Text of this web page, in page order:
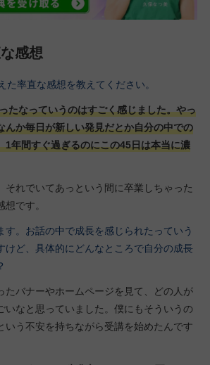
感想
た率直な感想を教えてください。
たなっていうのはすごく感じました。やっ
んか毎日が新しい発見だとか自分の中での
1年間すぐ過ぎるのにこの45日は本当に濃
それでいてあっという間に卒業しちゃった
です。
す。お話の中で成長を感じられたっていう
けど、具体的にどんなところで自分の成長
たバナーやホームページを見て、どの人が
いなと思っていました。僕にもそういうの
いう不安を持ちながら受講を始めたんです